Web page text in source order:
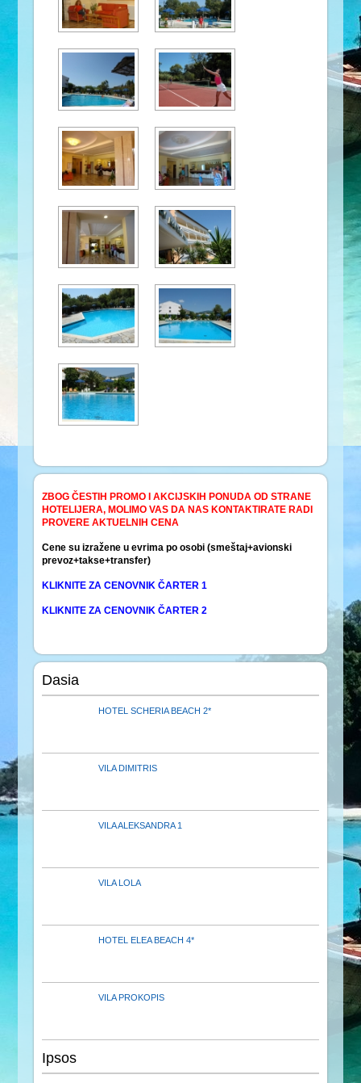
ZBOG ČESTIH PROMO I AKCIJSKIH PONUDA OD STRANE
HOTELIJERA, MOLIMO VAS DA NAS KONTAKTIRATE RADI
PROVERE AKTUELNIH CENA
Cene su izražene u evrima po osobi (smeštaj+avionski
prevoz+takse+transfer)
KLIKNITE ZA CENOVNIK ČARTER 1
KLIKNITE ZA CENOVNIK ČARTER 2
Dasia
HOTEL SCHERIA BEACH 2*
VILA DIMITRIS
VILA ALEKSANDRA 1
VILA LOLA
HOTEL ELEA BEACH 4*
VILA PROKOPIS
Ipsos